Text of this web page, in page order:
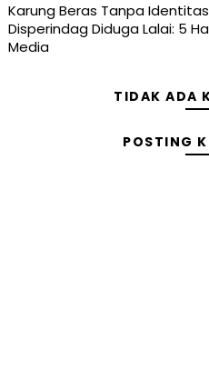
Karung Beras Tanpa
Disperindag Diduga Lalai: 5
Media
TIDAK ADA
POSTING